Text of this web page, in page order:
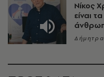
Νίκος
είναι